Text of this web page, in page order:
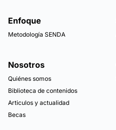
Enfoque
Metodología SENDA
Nosotros
Quiénes somos
Biblioteca de contenidos
Articulos y actualidad
Becas